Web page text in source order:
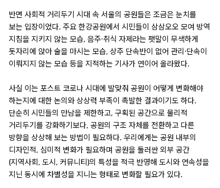
반면 사회적 거리두기 시대 속 서울의 공원들은 조금은 눈치를
보는 입장이었다. 주요 한강공원에서 시민들이 삼삼오오 모여 방역
지침을 지키지 않는 모습, 음주·취식 자제라는 팻말이 무색하게
돗자리에 앉아 술을 마시는 모습, 상주 단속반이 없어 관리·단속이
이뤄지지 않는 모습 등을 지적하는 기사가 연이어 올라왔다.
사실 이는 포스트 코로나 시대에 발맞춰 공원이 어떻게 변화해야
하는지에 대한 논의와 상상력 부족이 촉발한 결과이기도 하다.
단순히 시민들의 만남을 제한하고, 구획된 공간으로 물리적
거리두기를 강화하기보다, 공원의 구조 자체를 전환하고 다른
방향을 상상해 보는 방법이 필요하다. 우리에게는 공원 내부의
디자인적, 심미적 변화가 필요하며 공원을 둘러싼 외부 공간
(지역사회, 도시, 커뮤니티)의 특성을 적극 반영해 도시와 연속성을
지닌 동시에 차별성을 지니는 형태로 변화할 필요가 있다.